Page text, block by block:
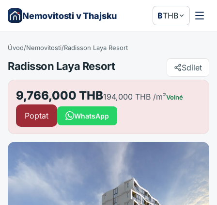
Nemovitosti v Thajsku ฿THB
Úvod/Nemovitosti/Radisson Laya Resort
Radisson Laya Resort Sdílet
9,766,000 THB194,000 THB /m²Volné
Poptat WhatsApp